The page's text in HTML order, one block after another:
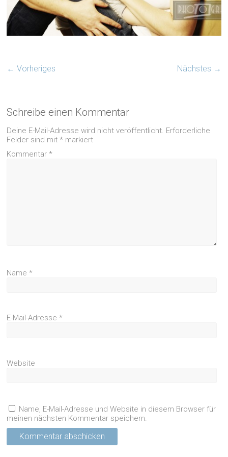
← Vorheriges Nächstes →
Schreibe einen Kommentar
Deine E-Mail-Adresse wird nicht veröffentlicht. Erforderliche
Felder sind mit* markiert
Kommentar*
Name*
E-Mail-Adresse*
Website
Name, E-Mail-Adresse und Website in diesem Browser für
meinen nächsten Kommentar speichern.